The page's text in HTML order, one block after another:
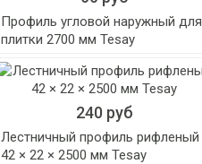
Профиль угловой наружный для
плитки 2700 мм Tesay
240 руб
Лестничный профиль рифленый
42 × 22 × 2500 мм Tesay